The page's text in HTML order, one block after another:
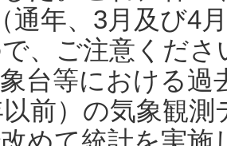
通年、3月及び4
、ご注意くだ
台等における過
以前）の気象観